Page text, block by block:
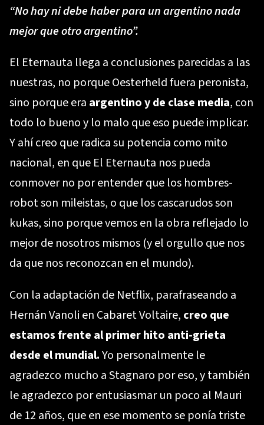
“No hay ni debe haber para un argentino nada
mejor que otro argentino”.
El Eternauta llega a conclusiones parecidas a las
nuestras, no porque Oesterheld fuera peronista,
sino porque era argentino y de clase media, con
todo lo bueno y lo malo que eso puede implicar.
Y ahí creo que radica su potencia como mito
nacional, en que El Eternauta nos pueda
conmover no por entender que los hombres-
robot son mileistas, o que los cascarudos son
kukas, sino porque vemos en la obra reflejado lo
mejor de nosotros mismos (y el orgullo que nos
da que nos reconozcan en el mundo).
Con la adaptación de Netflix, parafraseando a
Hernán Vanoli en Cabaret Voltaire, creo que
estamos frente al primer hito anti-grieta
desde el mundial.Yo personalmente le
agradezco mucho a Stagnaro por eso, y también
le agradezco por entusiasmar un poco al Mauri
de 12 años, que en ese momento se ponía triste